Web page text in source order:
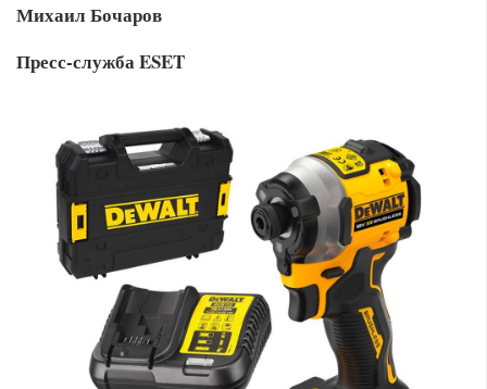
Михаил Бочаров
Пресс-служба ESET